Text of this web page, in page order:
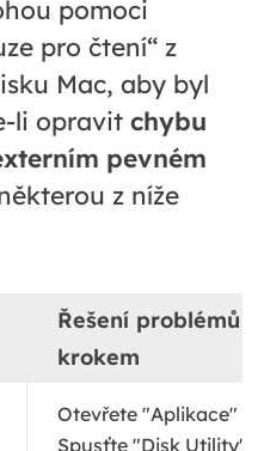
pomoci
pro čtení“ z
Mac, aby byl
li opravit chybu
pevném
z níže
Řešení problémů
krokem
Otevřete "Aplikace" >
Spusťte "Disk Utility"